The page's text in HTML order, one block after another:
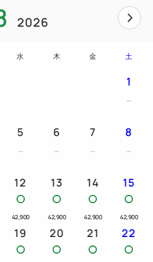
しますので、お時間に遅れな
場合は必ず事前にご連絡をお
）
別途レンタルが必要な方はお
2026
水 木 金 土
1
5 6 7 8
12
42,900
13
42,900
14
42,900
15
42,900
19 20 21 22